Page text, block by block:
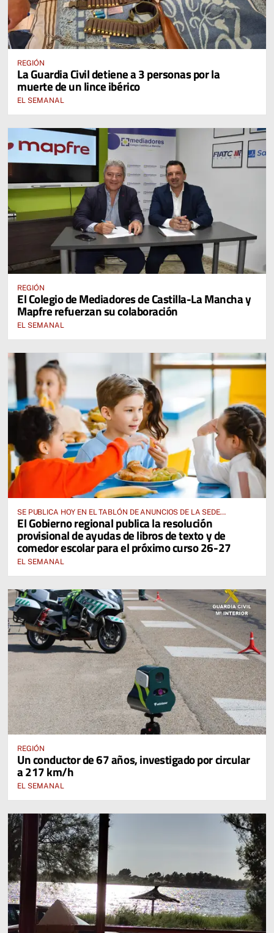
REGIÓN
La Guardia Civil detiene a 3 personas por la
muerte de un lince ibérico
EL SEMANAL
REGIÓN
El Colegio de Mediadores de Castilla-La Mancha y
Mapfre refuerzan su colaboración
EL SEMANAL
SE PUBLICA HOY EN EL TABLÓN DE ANUNCIOS DE LA SEDE
ELECTRÓNICA DE LA JUNTA DE COMUNIDADES Y EN EL PORTAL DE
EDUCACIÓN DE CASTILLA-LA MANCHA
El Gobierno regional publica la resolución
provisional de ayudas de libros de texto y de
comedor escolar para el próximo curso 26-27
EL SEMANAL
REGIÓN
Un conductor de 67 años, investigado por circular
a 217 km/h
EL SEMANAL